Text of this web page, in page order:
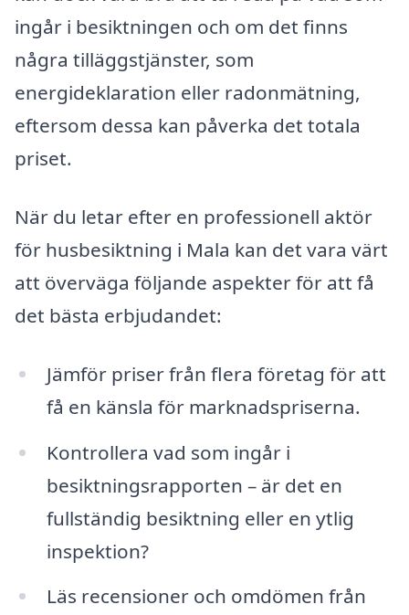
ingår i besiktningen och om det finns
några tilläggstjänster, som
energideklaration eller radonmätning,
eftersom dessa kan påverka det totala
priset.
När du letar efter en professionell aktör
för husbesiktning i Mala kan det vara värt
att överväga följande aspekter för att få
det bästa erbjudandet:
Jämför priser från flera företag för att
få en känsla för marknadspriserna.
Kontrollera vad som ingår i
besiktningsrapporten – är det en
fullständig besiktning eller en ytlig
inspektion?
Läs recensioner och omdömen från